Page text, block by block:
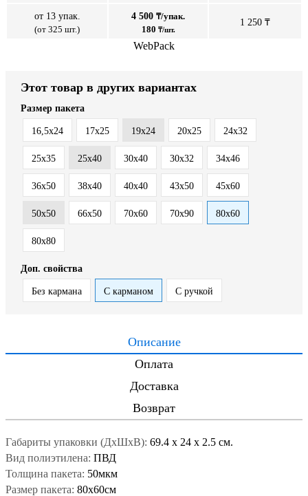
от 13 упак.
(от 325 шт.)
4 500 ₸/упак.
180 ₸/шт.
1 250 ₸
WebPack
Этот товар в других вариантах
Размер пакета
16,5х24 17x25 19х24 20x25 24х32
25x35 25x40 30x40 30х32 34х46
36х50 38х40 40x40 43х50 45x60
50x50 66х50 70x60 70х90 80х60
80х80
Доп. свойства
Без кармана С карманом С ручкой
Описание
Оплата
Доставка
Возврат
Габариты упаковки (ДxШxВ): 69.4 x 24 x 2.5 см.
Вид полиэтилена: ПВД
Толщина пакета: 50мкм
Размер пакета: 80х60см